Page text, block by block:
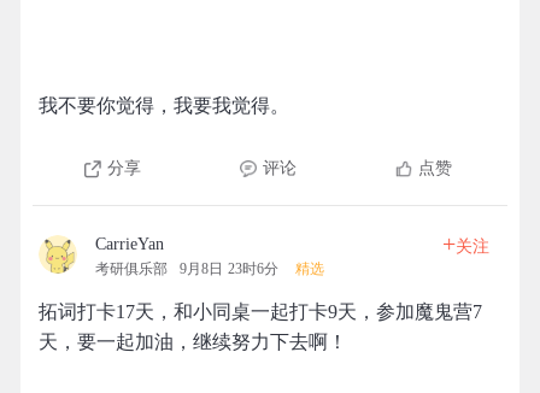
我不要你觉得，我要我觉得。
分享 评论 点赞
CarrieYan
考研俱乐部 9月8日 23时6分 精选
+关注
拓词打卡17天，和小同桌一起打卡9天，参加魔鬼营7
天，要一起加油，继续努力下去啊！